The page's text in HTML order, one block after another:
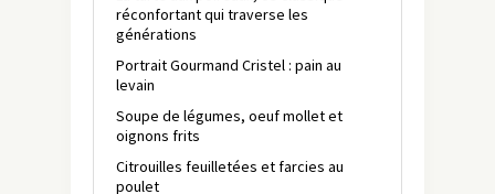
réconfortant qui traverse les
générations
Portrait Gourmand Cristel : pain au
levain
Soupe de légumes, oeuf mollet et
oignons frits
Citrouilles feuilletées et farcies au
poulet